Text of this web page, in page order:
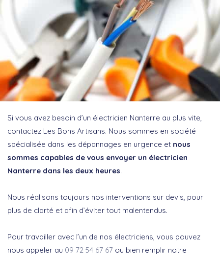
Si vous avez besoin d’un électricien Nanterre au plus vite,
contactez Les Bons Artisans. Nous sommes en société
spécialisée dans les dépannages en urgence et nous
sommes capables de vous envoyer un électricien
Nanterre dans les deux heures.
Nous réalisons toujours nos interventions sur devis, pour
plus de clarté et afin d’éviter tout malentendus.
Pour travailler avec l’un de nos électriciens, vous pouvez
nous appeler au 09 72 54 67 67 ou bien remplir notre